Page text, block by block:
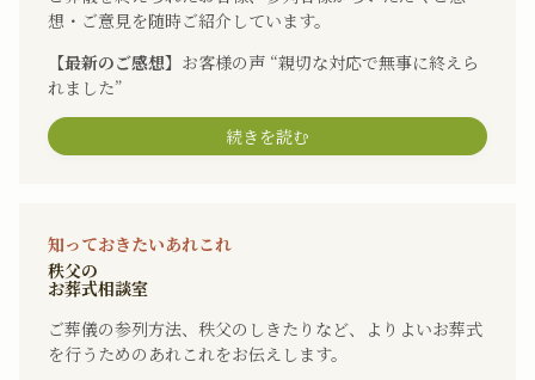
想・ご意見を随時ご紹介しています。
【最新のご感想】 お客様の声 “親切な対応で無事に終えら
れました”
続きを読む
知っておきたいあれこれ
秩父の
お葬式相談室
ご葬儀の参列方法、秩父のしきたりなど、よりよいお葬式
を行うためのあれこれをお伝えします。